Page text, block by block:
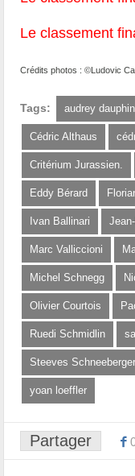
Le classement
Crédits photos : ©Ludovic
Tags: audrey dauphin
Cédric Althaus
Critérium Jurassien.
Eddy Bérard
Ivan Ballinari
Marc Valliccioni
Michel Schnegg
Olivier Courtois
Ruedi Schmidlin
Steeves Schneeberger
yoan loeffler
Partager